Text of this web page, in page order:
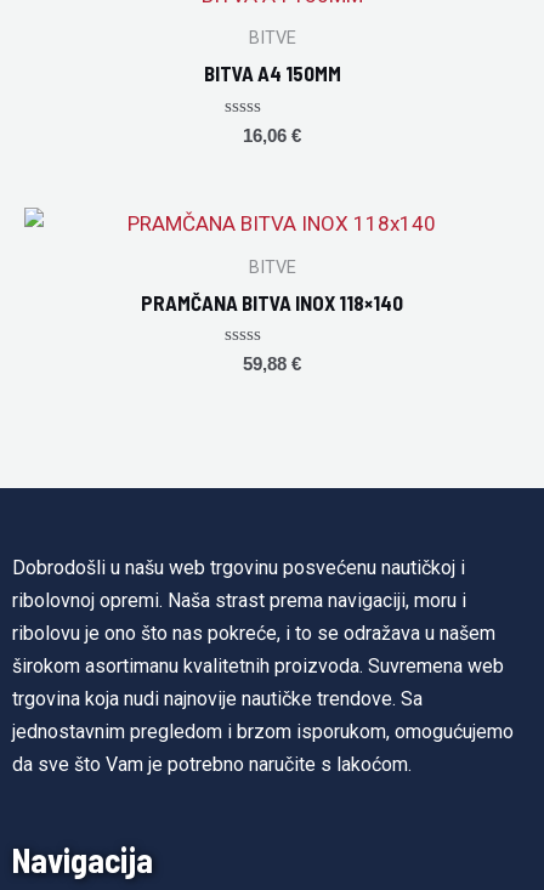
BITVE
BITVA A4 150MM
Rated
16,06 €
BITVE
PRAMČANA BITVA INOX 118×140
Rated
59,88 €
Dobrodošli u našu web trgovinu posvećenu nautičkoj i
ribolovnoj opremi. Naša strast prema navigaciji, moru i
ribolovu je ono što nas pokreće, i to se odražava u našem
širokom asortimanu kvalitetnih proizvoda. Suvremena web
trgovina koja nudi najnovije nautičke trendove. Sa
jednostavnim pregledom i brzom isporukom, omogućujemo
da sve što Vam je potrebno naručite s lakoćom.
Navigacija